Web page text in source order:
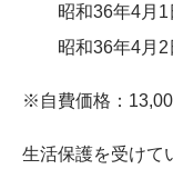
昭和36年4月
昭和36年4月
※自費価格：
生活保護を受けて